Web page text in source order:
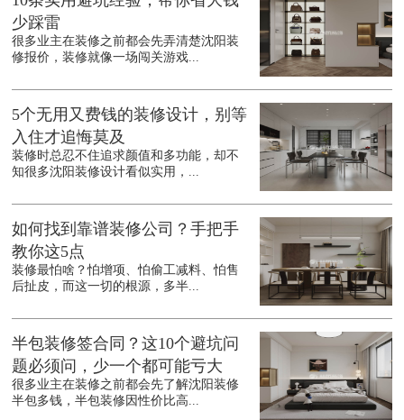
少踩雷
很多业主在装修之前都会先弄清楚沈阳装
修报价，装修就像一场闯关游戏...
5个无用又费钱的装修设计，别等
入住才追悔莫及
装修时总忍不住追求颜值和多功能，却不
知很多沈阳装修设计看似实用，...
如何找到靠谱装修公司？手把手
教你这5点
装修最怕啥？怕增项、怕偷工减料、怕售
后扯皮，而这一切的根源，多半...
半包装修签合同？这10个避坑问
题必须问，少一个都可能亏大
很多业主在装修之前都会先了解沈阳装修
半包多钱，半包装修因性价比高...